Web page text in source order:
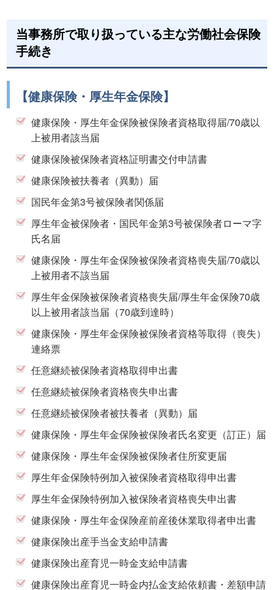
当事務所で取り扱っている主な労働社会保険
手続き
【健康保険・厚生年金保険】
健康保険・厚生年金保険被保険者資格取得届/70歳以
上被用者該当届
健康保険被保険者資格証明書交付申請書
健康保険被扶養者（異動）届
国民年金第3号被保険者関係届
厚生年金被保険者・国民年金第3号被保険者ローマ字
氏名届
健康保険・厚生年金保険被保険者資格喪失届/70歳以
上被用者不該当届
厚生年金保険被保険者資格喪失届/厚生年金保険70歳
以上被用者該当届（70歳到達時）
健康保険・厚生年金保険被保険者資格等取得（喪失）
連絡票
任意継続被保険者資格取得申出書
任意継続被保険者資格喪失申出書
任意継続被保険者被扶養者（異動）届
健康保険・厚生年金保険被保険者氏名変更（訂正）届
健康保険・厚生年金保険被保険者住所変更届
厚生年金保険特例加入被保険者資格取得申出書
厚生年金保険特例加入被保険者資格喪失申出書
健康保険・厚生年金保険産前産後休業取得者申出書
健康保険出産手当金支給申請書
健康保険出産育児一時金支給申請書
健康保険出産育児一時金内払金支給依頼書・差額申請